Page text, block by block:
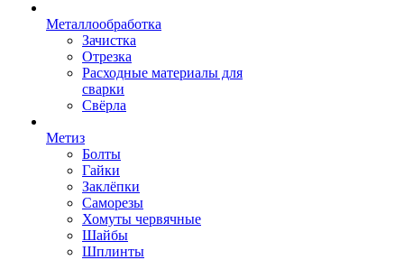
Металлообработка
Зачистка
Отрезка
Расходные материалы для
сварки
Свёрла
Метиз
Болты
Гайки
Заклёпки
Саморезы
Хомуты червячные
Шайбы
Шплинты